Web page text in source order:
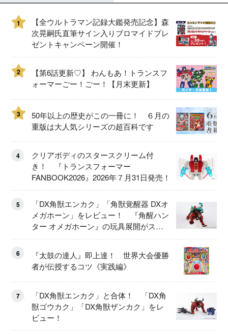
1
【全ウルトラマン記録大鑑発売記念】森
次晃嗣氏直筆サイン入りブロマイドプレ
ゼントキャンペーン開催！
2
【第6話更新♡】 わんもあ！トランスフ
ォーマーごー！ごー！【月末更新】
3
50年以上の歴史がこの一冊に！ ６月の
重版は大人気シリーズの超百科です
4
クリアボディのスタースクリーム付
き！ 『トランスフォーマー
FANBOOK2026』2026年７月31日発売！
5
「DX角獣エンカク」「角獣覚醒器 DXオ
メガホーン」をレビュー！ 『角醒ハン
ター オメガホーン』の玩具展開がスタ
ート！
6
『太鼓の達人』即上達！ 世界大会優勝
者が伝授するコツ《実践編》
7
「DX角獣エンカク」と合体！ 「DX角
獣ゴウカク」「DX角獣ザンカク」をレ
ビュー！